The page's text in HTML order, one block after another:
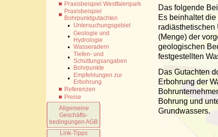
Praxisbeispiel Westfalenpark
Praxisbeispiel
Bohrpunktgutachten
• Untersuchungsgebiet
• Geologie und
Hydrologie
• Wasseradern
• Tiefen- und
Schüttungsangaben
• Bohrpunkte
•
Empfehlungen zur
Erbohrung
Referenzen
Preise
Allgemeine
Geschäfts-
bedingungen AGB
Link-Tipps
Das folgende
Es beinhaltet
radiästhetischen
(Menge) der
geologischen
festgestellten
Das Gutachten
Erbohrung der
Bohrung und
Grundwassers.